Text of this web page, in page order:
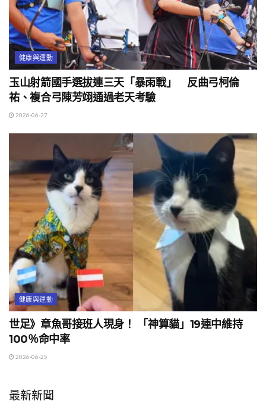
健康與運動
玉山射箭國手選拔連三天「暴雨戰」 反曲弓柯倫
祐、複合弓陳芳翊通過老天考驗
2026-06-27
健康與運動
世足》章魚哥接班人現身！ 「神算貓」19連中維持
100％命中率
2026-06-25
最新新聞